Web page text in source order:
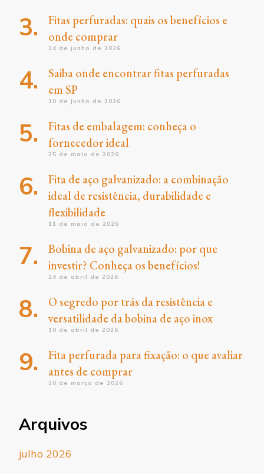
Fitas perfuradas: quais os benefícios e
onde comprar
24 de junho de 2026
Saiba onde encontrar fitas perfuradas
em SP
10 de junho de 2026
Fitas de embalagem: conheça o
fornecedor ideal
25 de maio de 2026
Fita de aço galvanizado: a combinação
ideal de resistência, durabilidade e
flexibilidade
11 de maio de 2026
Bobina de aço galvanizado: por que
investir? Conheça os benefícios!
24 de abril de 2026
O segredo por trás da resistência e
versatilidade da bobina de aço inox
10 de abril de 2026
Fita perfurada para fixação: o que avaliar
antes de comprar
20 de março de 2026
Arquivos
julho 2026